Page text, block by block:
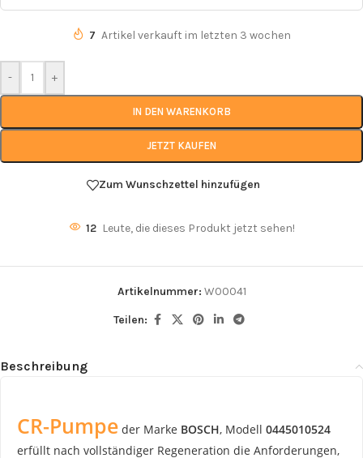
7 Artikel verkauft im letzten 3 wochen
- +
IN DEN WARENKORB
JETZT KAUFEN
Zum Wunschzettel hinzufügen
12 Leute, die dieses Produkt jetzt sehen!
Artikelnummer: W00041
Teilen:
Beschreibung
CR-Pumpe der Marke BOSCH, Modell 0445010524
erfüllt nach vollständiger Regeneration die Anforderungen,